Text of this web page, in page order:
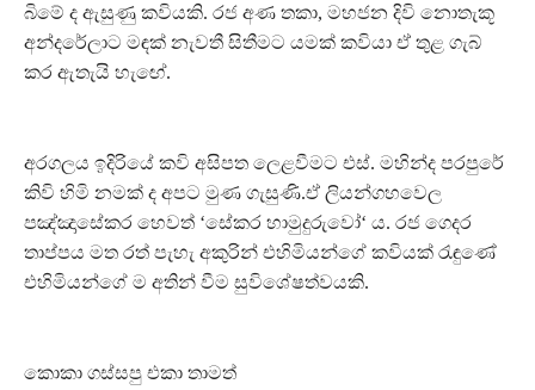
බිමේ ද ඇසුණු කවියකි. රජ අණ තකා, මහජන දිවි නොතැකූ
අන්දරේලාට මඳක් නැවතී සිතීමට යමක් කවියා ඒ තුළ ගැබ්
කර ඇතැයි හැඟේ.
අරගලය ඉදිරියේ කවි අසිපත ලෙළවීමට එස්. මහින්ද පරපුරේ
කිවි හිමි නමක් ද අපට මුණ ගැසුණි.ඒ ලියන්ගහවෙල
පඤ්ඤාසේකර හෙවත් ‘සේකර හාමුදුරුවෝ‘ ය. රජ ගෙදර
තාප්පය මත රත් පැහැ අකුරින් එහිමියන්ගේ කවියක් රැඳුණේ
එහිමියන්ගේ ම අතින් වීම සුවිශේෂත්වයකි.
කොකා ගස්සපු එකා තාමත්